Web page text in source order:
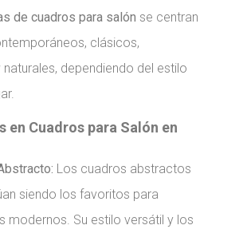
de cuadros para salón se centran
clásicos,
dependiendo del estilo
en Cuadros para Salón en
Los cuadros abstractos
siendo los favoritos para
modernos. Su estilo versátil y los